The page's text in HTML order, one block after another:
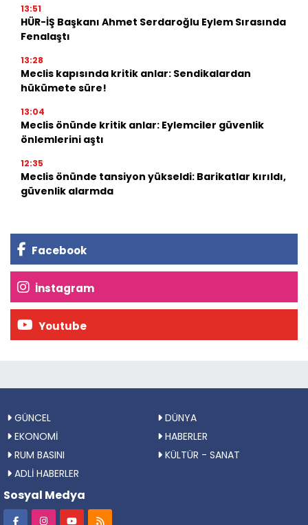
13:51
HÜR-İŞ Başkanı Ahmet Serdaroğlu Eylem Sırasında
Fenalaştı
13:28
Meclis kapısında kritik anlar: Sendikalardan
hükümete süre!
13:04
Meclis önünde kritik anlar: Eylemciler güvenlik
önlemlerini aştı
12:35
Meclis önünde tansiyon yükseldi: Barikatlar kırıldı,
güvenlik alarmda
Facebook
İnstagram
Youtube
GÜNCEL
DÜNYA
EKONOMİ
HABERLER
RUM BASINI
KÜLTÜR - SANAT
ADLİ HABERLER
Sosyal Medya